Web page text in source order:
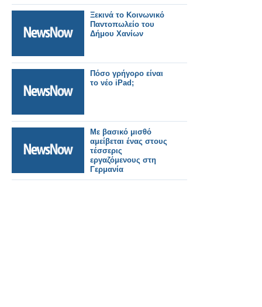
Ξεκινά το Κοινωνικό
Παντοπωλείο του
Δήμου Χανίων
Πόσο γρήγορο είναι
το νέο iPad;
Με βασικό μισθό
αμείβεται ένας στους
τέσσερις
εργαζόμενους στη
Γερμανία